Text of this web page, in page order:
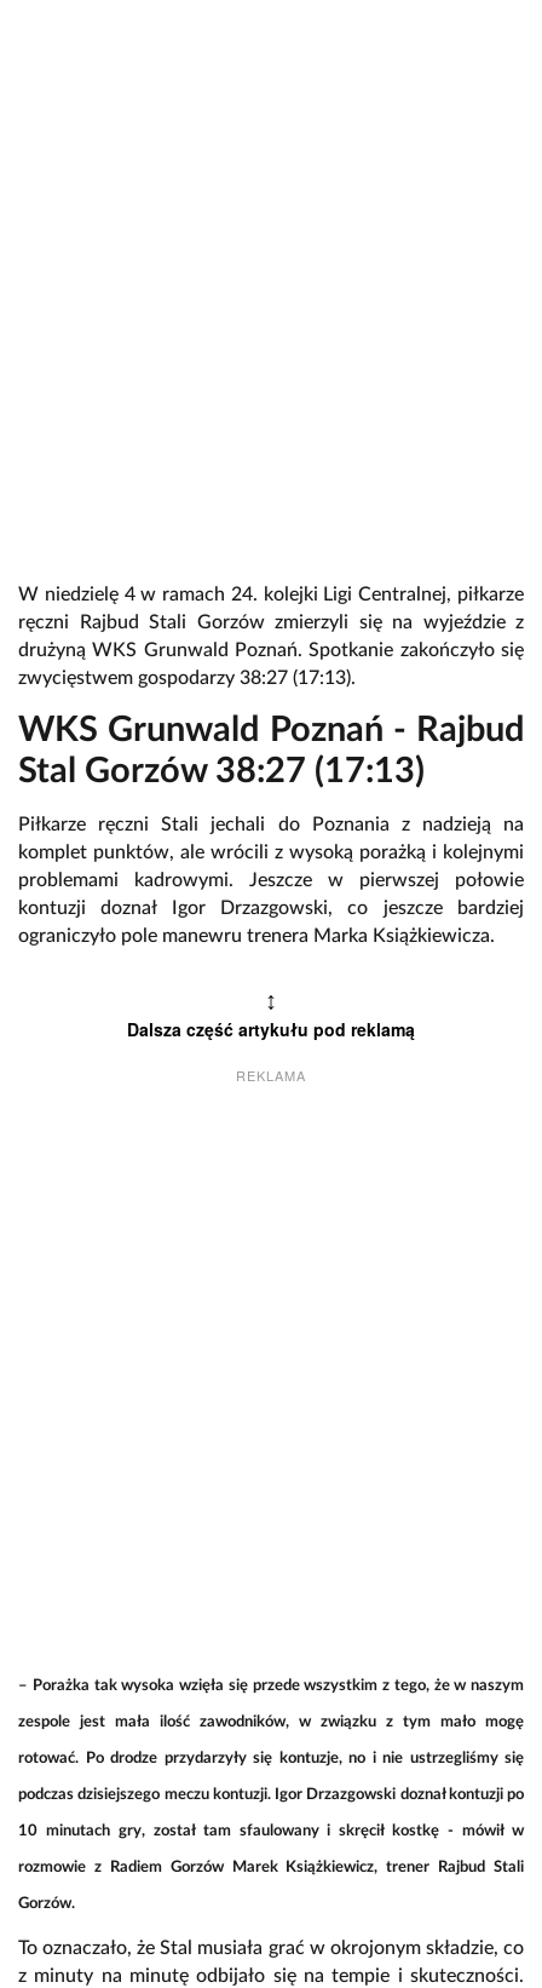
W niedzielę 4 w ramach 24. kolejki Ligi Centralnej, piłkarze
ręczni Rajbud Stali Gorzów zmierzyli się na wyjeździe z
drużyną WKS Grunwald Poznań. Spotkanie zakończyło się
zwycięstwem gospodarzy 38:27 (17:13).
WKS Grunwald Poznań - Rajbud
Stal Gorzów 38:27 (17:13)
Piłkarze ręczni Stali jechali do Poznania z nadzieją na
komplet punktów, ale wrócili z wysoką porażką i kolejnymi
problemami kadrowymi. Jeszcze w pierwszej połowie
kontuzji doznał Igor Drzazgowski, co jeszcze bardziej
ograniczyło pole manewru trenera Marka Książkiewicza.
↕
Dalsza część artykułu pod reklamą
REKLAMA
– Porażka tak wysoka wzięła się przede wszystkim z tego, że w naszym
zespole jest mała ilość zawodników, w związku z tym mało mogę
rotować. Po drodze przydarzyły się kontuzje, no i nie ustrzegliśmy się
podczas dzisiejszego meczu kontuzji. Igor Drzazgowski doznał kontuzji po
10 minutach gry, został tam sfaulowany i skręcił kostkę - mówił w
rozmowie z Radiem Gorzów Marek Książkiewicz, trener Rajbud Stali
Gorzów.
To oznaczało, że Stal musiała grać w okrojonym składzie, co
z minuty na minutę odbijało się na tempie i skuteczności.